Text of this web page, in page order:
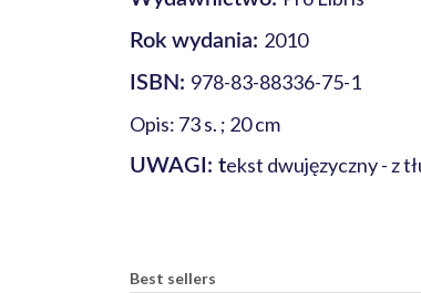
Rok wydania: 2010
ISBN: 978-83-88336-75-1
Opis: 73 s. ; 20 cm
UWAGI: tekst dwujęzyczny - z
Best sellers